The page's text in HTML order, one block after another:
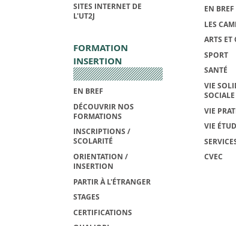
SITES INTERNET DE
L'UT2J
FORMATION
INSERTION
EN BREF
DÉCOUVRIR NOS
FORMATIONS
INSCRIPTIONS /
SCOLARITÉ
ORIENTATION /
INSERTION
PARTIR À L'ÉTRANGER
STAGES
CERTIFICATIONS
EN BREF
LES
ARTS ET
SPORT
SANTÉ
VIE
SOCIALE
VIE
VIE
CVEC